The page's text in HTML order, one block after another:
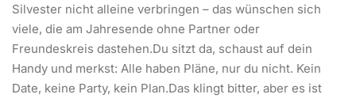
Silvester nicht alleine verbringen – das wünschen sich
viele, die am Jahresende ohne Partner oder
Freundeskreis dastehen.Du sitzt da, schaust auf dein
Handy und merkst: Alle haben Pläne, nur du nicht. Kein
Date, keine Party, kein Plan.Das klingt bitter, aber es ist